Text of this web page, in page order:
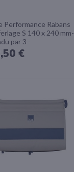
Performance Rabans
S 140 x 240 mm-
par 3 -
€